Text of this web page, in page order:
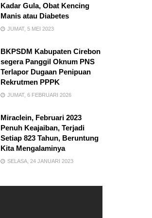
Kadar Gula, Obat Kencing
Manis atau Diabetes
JUMAT, 5 MEI 2023
BKPSDM Kabupaten Cirebon
segera Panggil Oknum PNS
Terlapor Dugaan Penipuan
Rekrutmen PPPK
JUMAT, 6 FEBRUARI 2026
Miraclein, Februari 2023
Penuh Keajaiban, Terjadi
Setiap 823 Tahun, Beruntung
Kita Mengalaminya
SELASA, 24 JANUARI 2023